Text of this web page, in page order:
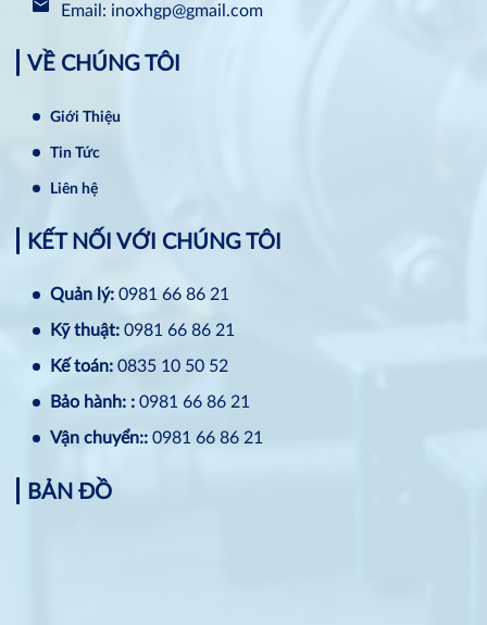
Email: inoxhgp@gmail.com
VỀ CHÚNG TÔI
Giới Thiệu
Tin Tức
Liên hệ
KẾT NỐI VỚI CHÚNG TÔI
Quản lý: 0981 66 86 21
Kỹ thuật: 0981 66 86 21
Kế toán: 0835 10 50 52
Bảo hành: : 0981 66 86 21
Vận chuyển:: 0981 66 86 21
BẢN ĐỒ